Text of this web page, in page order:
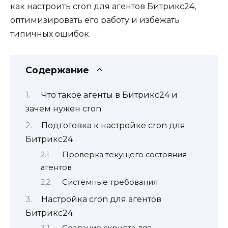
как настроить cron для агентов Битрикс24,
оптимизировать его работу и избежать
типичных ошибок.
Содержание
Что такое агенты в Битрикс24 и
зачем нужен cron
Подготовка к настройке cron для
Битрикс24
Проверка текущего состояния
агентов
Системные требования
Настройка cron для агентов
Битрикс24